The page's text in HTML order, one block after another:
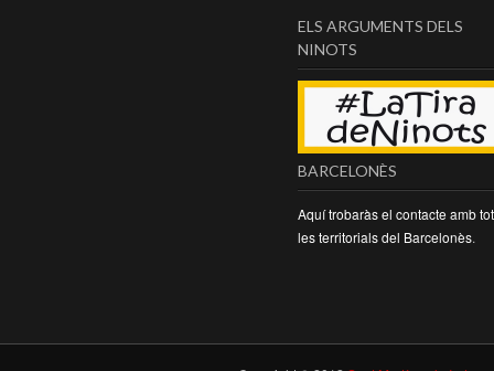
ELS ARGUMENTS DELS
NINOTS
BARCELONÈS
Aquí trobaràs el contacte amb
les territorials del Barcelonès.